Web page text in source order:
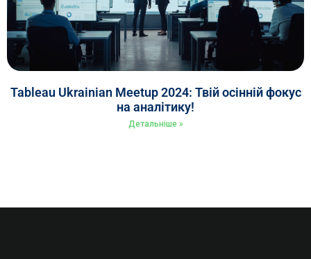
Tableau Ukrainian Meetup 2024: Твій осінній фокус
на аналітику!
Детальніше »